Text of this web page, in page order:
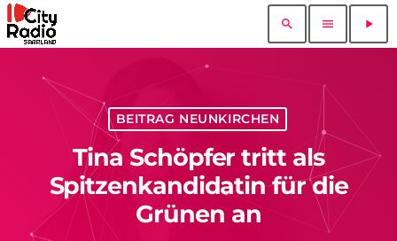
search menu play_arrow
BEITRAG NEUNKIRCHEN
Tina Schöpfer tritt als
Spitzenkandidatin für die
Grünen an